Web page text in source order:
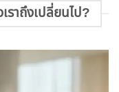
ราถึงเปลี่ยนไป?